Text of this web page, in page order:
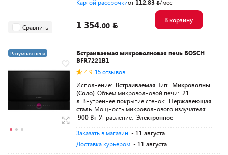
Картой рассрочкиот 112,83 /мес
Сравнить 1 354.00
В корзину
Разумная цена
Встраиваемая микроволновая печь BOSCH
BFR7221B1
4.9 15 отзывов
Исполнение: Встраиваемая Тип: Микроволны
(Соло) Объем микроволновой печи: 21
л Внутреннее покрытие стенок: Нержавеющая
сталь Мощность микроволнового излучателя:
900 Вт Управление: Электронное
Заказать в магазин - 11 августа
Доставка курьером - 11 августа